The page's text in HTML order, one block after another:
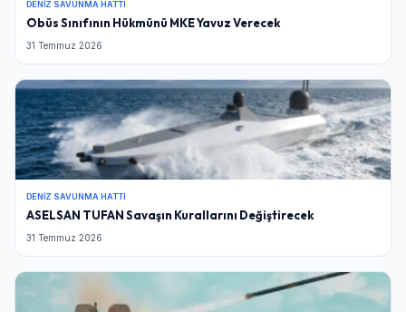
DENIZ SAVUNMA HATTI
Obüs Sınıfının Hükmünü MKE Yavuz Verecek
31 Temmuz 2026
DENIZ SAVUNMA HATTI
ASELSAN TUFAN Savaşın Kurallarını Değiştirecek
31 Temmuz 2026